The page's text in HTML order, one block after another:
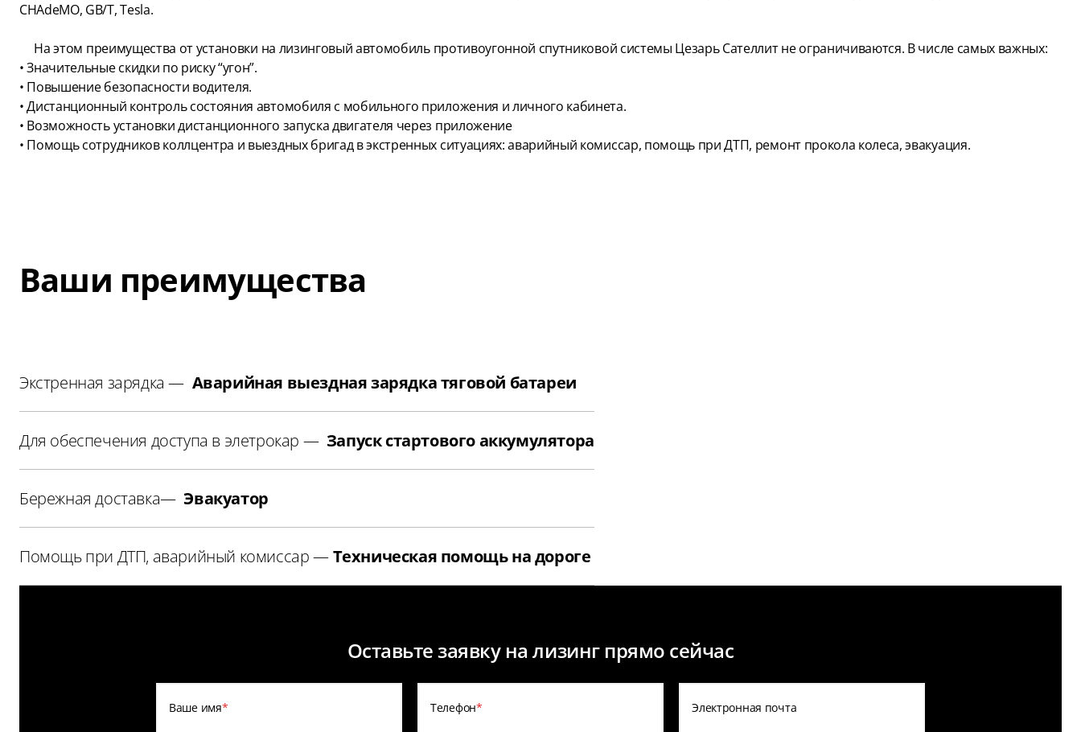
CHAdeMO, GB/T, Tesla.
На этом преимущества от установки на лизинговый автомобиль противоугонной спутниковой системы Цезарь Сателлит не ограничиваются. В числе самых важных:
• Значительные скидки по риску “угон”.
• Повышение безопасности водителя.
• Дистанционный контроль состояния автомобиля с мобильного приложения и личного кабинета.
• Возможность установки дистанционного запуска двигателя через приложение
• Помощь сотрудников коллцентра и выездных бригад в экстренных ситуациях: аварийный комиссар, помощь при ДТП, ремонт прокола колеса, эвакуация.
Ваши преимущества
Экстренная зарядка — Аварийная выездная зарядка тяговой батареи
Для обеспечения доступа в элетрокар — Запуск стартового аккумулятора
Бережная доставка— Эвакуатор
Помощь при ДТП, аварийный комиссар —Техническая помощь на дороге
Оставьте заявку на лизинг прямо сейчас
Ваше имя* Телефон* Электронная почта